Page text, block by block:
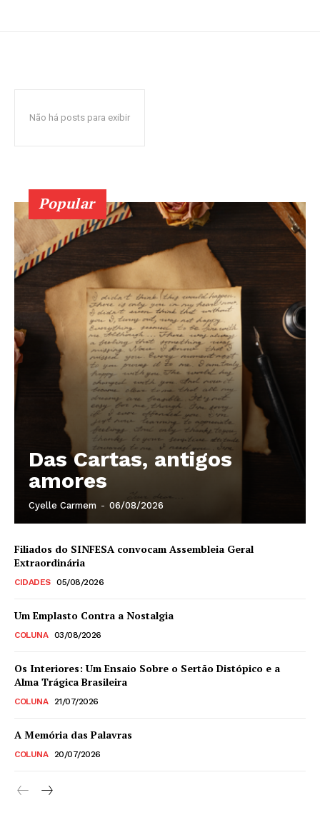
Não há posts para exibir
Popular
Das Cartas, antigos
amores
Cyelle Carmem - 06/08/2026
Filiados do SINFESA convocam Assembleia Geral
Extraordinária
CIDADES 05/08/2026
Um Emplasto Contra a Nostalgia
COLUNA 03/08/2026
Os Interiores: Um Ensaio Sobre o Sertão Distópico e a
Alma Trágica Brasileira
COLUNA 21/07/2026
A Memória das Palavras
COLUNA 20/07/2026